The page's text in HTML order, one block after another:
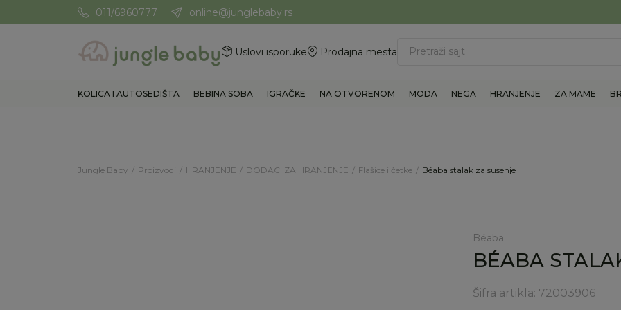
011/6960777 online@junglebaby.rsPotrebna Vam je pomoć? Pozovite 011/6960777
Uslovi isporuke Prodajna mesta Pretraži sajt
KOLICA I AUTOSEDIŠTA BEBINA SOBA IGRAČKE NA OTVORENOM MODA NEGA HRANJENJE ZA MAME
Jungle Baby Proizvodi HRANJENJE DODACI ZA HRANJENJE Flašice i četke Béaba stalak za susenje
Béaba
BÉABA
Šifra artikla: 72003906